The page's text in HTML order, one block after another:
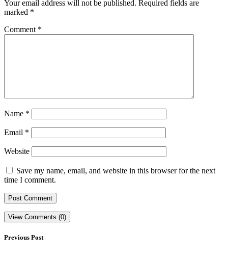
Your email address will not be published. Required fields are
marked *
Comment *
Name *
Email *
Website
Save my name, email, and website in this browser for the next
time I comment.
View Comments (0)
Previous Post